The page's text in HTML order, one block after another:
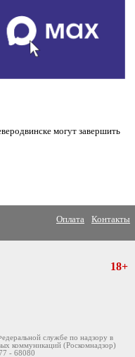
могут завершить
Оплата Контакты
18+
службе по надзору в
коммуникаций (Роскомнадзор)
- 68080